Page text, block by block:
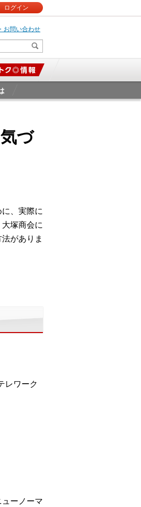
ログイン
お問い合わせ
づ
、実際に
塚商会に
がありま
レワーク
ーノーマ